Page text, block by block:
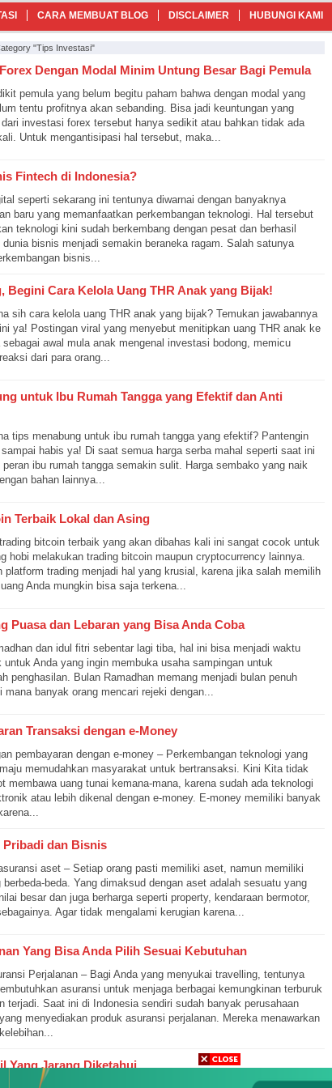
CARA MEMBUAT BLOG DISCLAIMER HUBUNGI KAMI
"Tips Investasi"
Dengan Modal Minim Untung Besar Bagi Pemula
pemula yang belum begitu paham bahwa dengan modal yang
tentu profitnya akan sebanding. Bisa jadi keuntungan yang
dari investasi forex tersebut hanya sedikit atau bahkan tidak ada
Untuk mengantisipasi hal tersebut, maka...
Fintech di Indonesia?
seperti sekarang ini tentunya diwarnai dengan banyaknya
baru yang memanfaatkan perkembangan teknologi. Hal tersebut
teknologi kini sudah berkembang dengan pesat dan berhasil
dunia bisnis menjadi semakin beraneka ragam. Salah satunya
bisnis...
Begini Cara Kelola Uang THR Anak yang Bijak!
sih cara kelola uang THR anak yang bijak? Temukan jawabannya
ya! Postingan viral yang menyebut menitipkan uang THR anak ke
sebagai awal mula anak mengenal investasi bodong, memicu
dari para orang...
untuk Ibu Rumah Tangga yang Efektif dan Anti
tips menabung untuk ibu rumah tangga yang efektif? Pantengin
habis ya! Di saat semua harga serba mahal seperti saat ini
peran ibu rumah tangga semakin sulit. Harga sembako yang naik
bahan lainnya...
Terbaik Lokal dan Asing
bitcoin terbaik yang akan dibahas kali ini sangat cocok untuk
hobi melakukan trading bitcoin maupun cryptocurrency lainnya.
platform trading menjadi hal yang krusial, karena jika salah memilih
Anda mungkin bisa saja terkena...
Puasa dan Lebaran yang Bisa Anda Coba
dan idul fitri sebentar lagi tiba, hal ini bisa menjadi waktu
untuk Anda yang ingin membuka usaha sampingan untuk
penghasilan. Bulan Ramadhan memang menjadi bulan penuh
mana banyak orang mencari rejeki dengan...
Transaksi dengan e-Money
pembayaran dengan e-money – Perkembangan teknologi yang
memudahkan masyarakat untuk bertransaksi. Kini Kita tidak
membawa uang tunai kemana-mana, karena sudah ada teknologi
atau lebih dikenal dengan e-money. E-money memiliki banyak
Pribadi dan Bisnis
aset – Setiap orang pasti memiliki aset, namun memiliki
berbeda-beda. Yang dimaksud dengan aset adalah sesuatu yang
besar dan juga berharga seperti property, kendaraan bermotor,
Agar tidak mengalami kerugian karena...
Yang Bisa Anda Pilih Sesuai Kebutuhan
Perjalanan – Bagi Anda yang menyukai travelling, tentunya
asuransi untuk menjaga berbagai kemungkinan terburuk
terjadi. Saat ini di Indonesia sendiri sudah banyak perusahaan
menyediakan produk asuransi perjalanan. Mereka menawarkan
Yang Jarang Diketahui